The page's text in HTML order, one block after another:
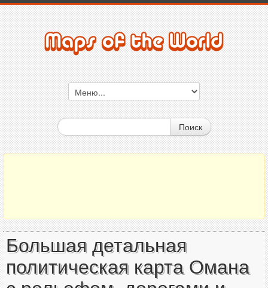
Поиск
Большая детальная
политическая карта Омана